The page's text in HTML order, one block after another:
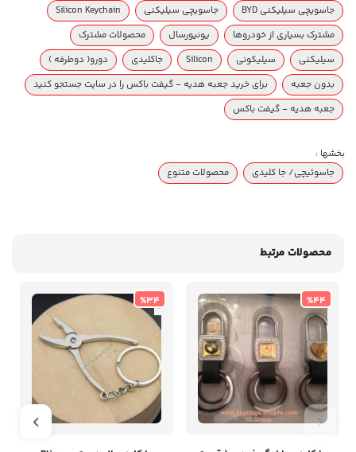
جاسویچی سیلیکنی BYD
جاسویچی سیلیکنی
Silicon Keychain
مشترک بسیاری از خودروها
یونیورسال
محصولات مشترک
سیلیکنی
سیلیکونی Silicon جاکلیدی
دورو( دوطرفه )
بدون جعبه
برای خرید جعبه هدیه - گیفت باکس را در سایت جستجو کنید
جعبه هدیه - گیفت باکس
بخشها :
جاسوئیچی/ جا کلیدی
محصولات متنوع
محصولات مرتبط
%44
%34